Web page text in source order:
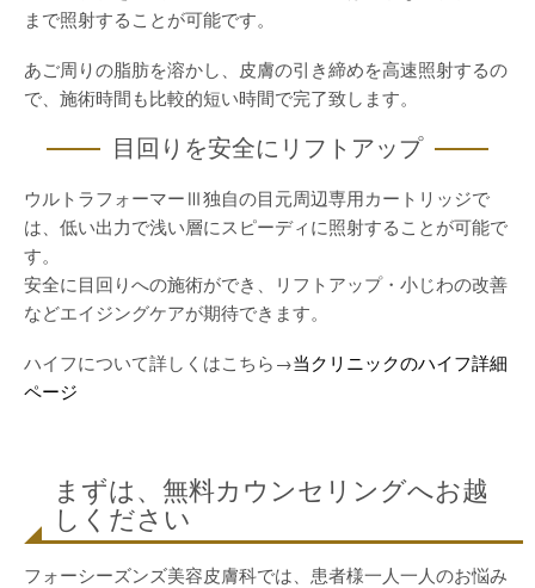
まで照射することが可能です。
あご周りの脂肪を溶かし、皮膚の引き締めを高速照射するの
で、施術時間も比較的短い時間で完了致します。
目回りを安全にリフトアップ
ウルトラフォーマーⅢ独自の目元周辺専用カートリッジで
は、低い出力で浅い層にスピーディに照射することが可能で
す。
安全に目回りへの施術ができ、リフトアップ・小じわの改善
などエイジングケアが期待できます。
ハイフについて詳しくはこちら→当クリニックのハイフ詳細
ページ
まずは、無料カウンセリングへお越
しください
フォーシーズンズ美容皮膚科では、患者様一人一人のお悩み